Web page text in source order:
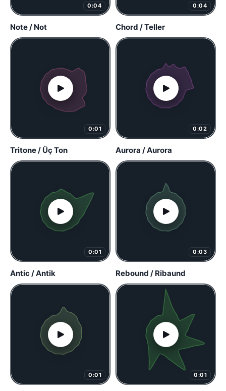
0:04
Note / Not
0:04
Chord / Teller
0:01
Tritone / Üç Ton
0:02
Aurora / Aurora
0:01
Antic / Antik
0:03
Rebound / Ribaund
0:01 0:01